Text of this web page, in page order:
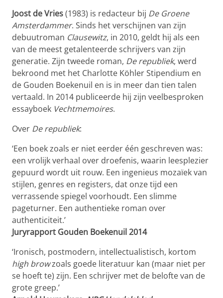
Joost de Vries(1983) is redacteur bij De Groene
Amsterdammer. Sinds het verschijnen van zijn
debuutroman Clausewitz, in 2010, geldt hij als een
van de meest getalenteerde schrijvers van zijn
generatie. Zijn tweede roman, De republiek, werd
bekroond met het Charlotte Köhler Stipendium en
de Gouden Boekenuil en is in meer dan tien talen
vertaald. In 2014 publiceerde hij zijn veelbesproken
essayboek Vechtmemoires.
Over De republiek:
‘Een boek zoals er niet eerder één geschreven was:
een vrolijk verhaal over droefenis, waarin leesplezier
gepuurd wordt uit rouw. Een ingenieus mozaïek van
stijlen, genres en registers, dat onze tijd een
verrassende spiegel voorhoudt. Een slimme
pageturner. Een authentieke roman over
authenticiteit.’
Juryrapport Gouden Boekenuil 2014
‘Ironisch, postmodern, intellectualistisch, kortom
high browzoals goede literatuur kan (maar niet per
se hoeft te) zijn. Een schrijver met de belofte van de
grote greep.’